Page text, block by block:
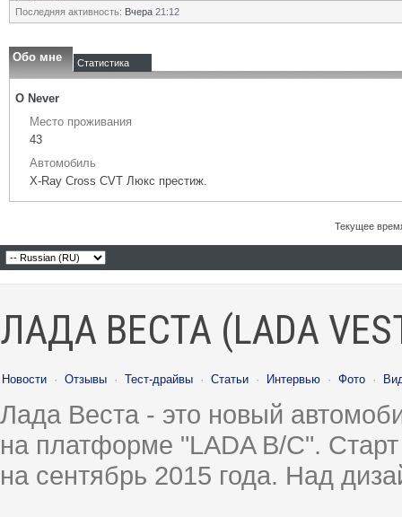
Последняя активность: Вчера 21:12
Обо мне Статистика
О Never
Место проживания
43
Автомобиль
X-Ray Cross CVT Люкс престиж.
Текущее
ЛАДА ВЕСТА (LADA
Новости · Отзывы · Тест-драйвы · Статьи · Интервью · Фото ·
Лада Веста - это новый
на платформе "LADA B/C".
на сентябрь 2015 года. Над